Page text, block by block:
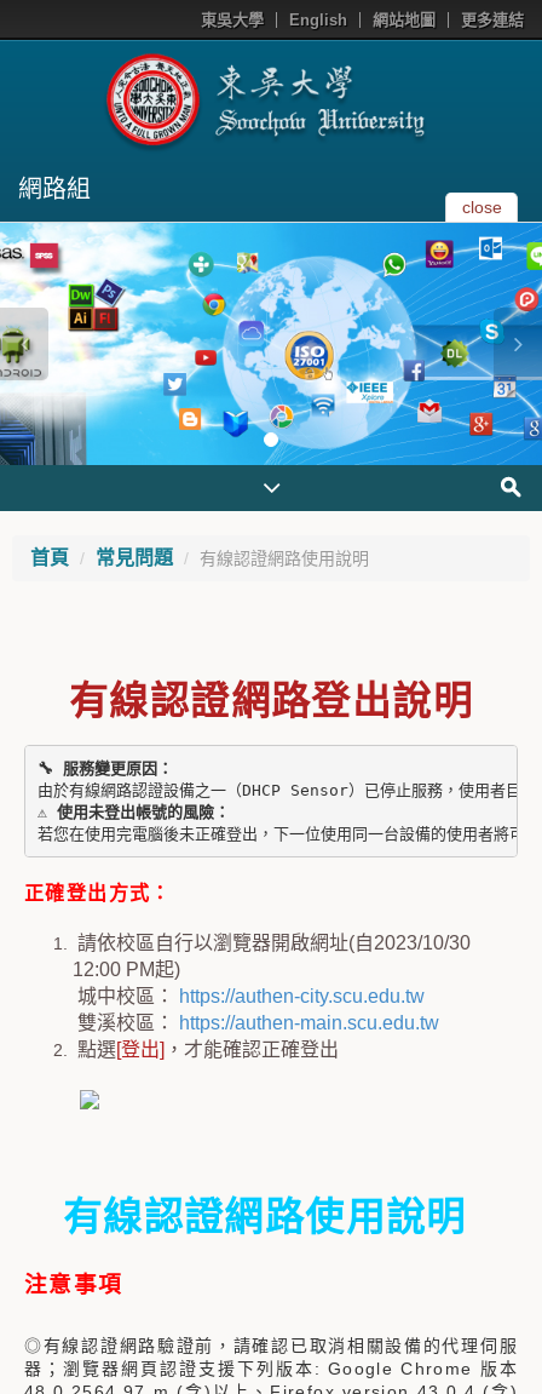
東吳大學 English 網站地圖 更多連結
網路組
close
首頁 常見問題 有線認證網路使用說明
有線認證網路登出說明
🔧 服務變更原因：
⚠️ 使用未登出帳號的風險：
若您在使用完電腦後未正確登出，下一位使用同一台設備的使用者將可能
正確登出方式：
請依校區自行以瀏覽器開啟網址(自2023/10/30
12:00 PM起)
城中校區：
https://authen-city.scu.edu.tw
雙溪校區：
https://authen-main.scu.edu.tw
點選[登出] ，才能確認正確登出
有線認證網路使用說明
注意事項
◎有線認證網路驗證前，請確認已取消相關設備的代理伺服
器；瀏覽器網頁認證支援下列版本: Google Chrome 版本